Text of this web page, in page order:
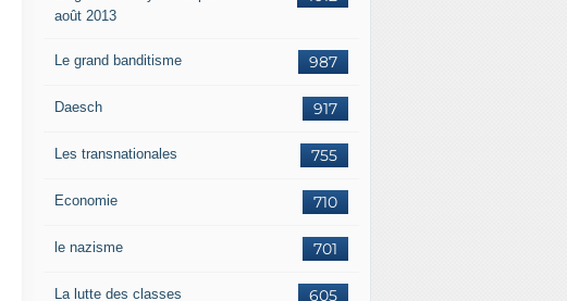
août 2013
987
Le grand banditisme
917
Daesch
755
Les transnationales
710
Economie
701
le nazisme
605
La lutte des classes